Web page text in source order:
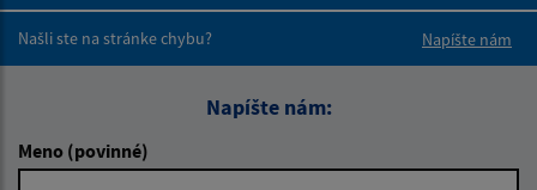
Našli ste na stránke chybu?
Napíšte nám
Napíšte nám:
Meno (povinné)